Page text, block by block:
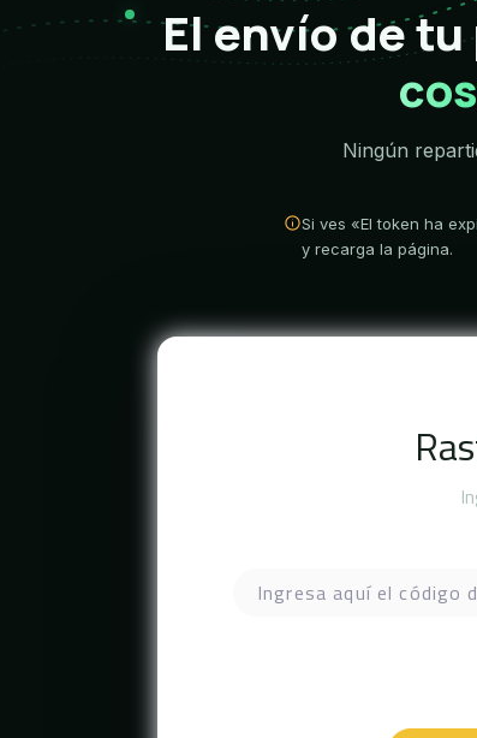
El envío de
Ningún
Si ves «El token ha
y recarga la página.